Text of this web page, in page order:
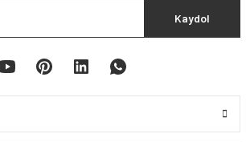
Kaydol